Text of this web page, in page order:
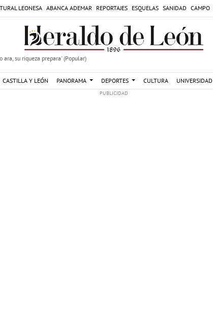
LEONESA ABANCA ADEMAR REPORTAJES ESQUELAS SANIDAD CAMPO
ara, su riqueza prepara' (Popular)
CASTILLA Y LEÓN PANORAMA DEPORTES CULTURA UNIVERSIDAD